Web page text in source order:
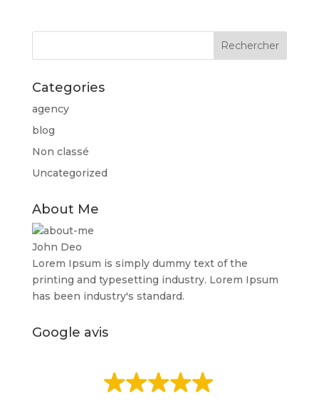
Categories
agency
blog
Non classé
Uncategorized
About Me
John Deo
Lorem Ipsum is simply dummy text of the
printing and typesetting industry. Lorem Ipsum
has been industry's standard.
Google avis